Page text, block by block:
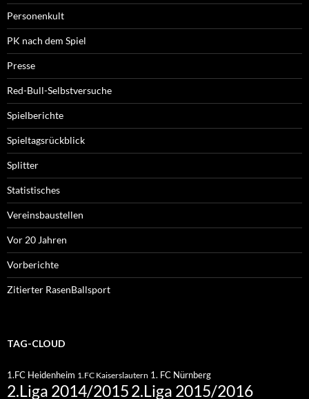
Personenkult
PK nach dem Spiel
Presse
Red-Bull-Selbstversuche
Spielberichte
Spieltagsrückblick
Splitter
Statistisches
Vereinsbaustellen
Vor 20 Jahren
Vorberichte
Zitierter RasenBallsport
TAG-CLOUD
1.FC Heidenheim 1.FC Kaiserslautern 1. FC Nürnberg
2.Liga 2014/20152.Liga 2015/2016